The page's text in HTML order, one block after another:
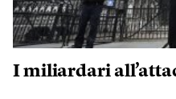
I miliardari